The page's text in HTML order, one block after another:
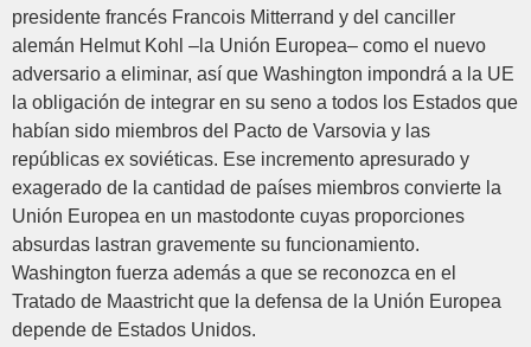
presidente francés Francois Mitterrand y del canciller
alemán Helmut Kohl –la Unión Europea– como el nuevo
adversario a eliminar, así que Washington impondrá a la UE
la obligación de integrar en su seno a todos los Estados que
habían sido miembros del Pacto de Varsovia y las
repúblicas ex soviéticas. Ese incremento apresurado y
exagerado de la cantidad de países miembros convierte la
Unión Europea en un mastodonte cuyas proporciones
absurdas lastran gravemente su funcionamiento.
Washington fuerza además a que se reconozca en el
Tratado de Maastricht que la defensa de la Unión Europea
depende de Estados Unidos.